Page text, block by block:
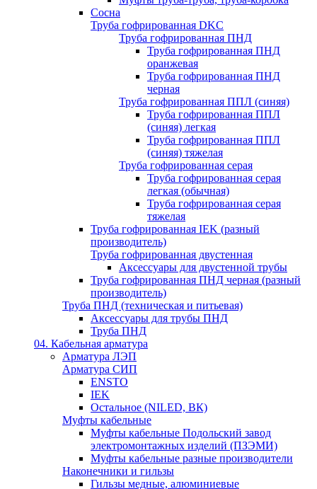
Сосна
Труба гофрированная DKC
Труба гофрированная ПНД
Труба гофрированная ПНД
оранжевая
Труба гофрированная ПНД
черная
Труба гофрированная ППЛ (синяя)
Труба гофрированная ППЛ
(синяя) легкая
Труба гофрированная ППЛ
(синяя) тяжелая
Труба гофрированная серая
Труба гофрированная серая
легкая (обычная)
Труба гофрированная серая
тяжелая
Труба гофрированная IEK (разный
производитель)
Труба гофрированная двустенная
Аксессуары для двустенной трубы
Труба гофрированная ПНД черная (разный
производитель)
Труба ПНД (техническая и питьевая)
Аксессуары для трубы ПНД
Труба ПНД
04. Кабельная арматура
Арматура ЛЭП
Арматура СИП
ENSTO
IEK
Остальное (NILED, ВК)
Муфты кабельные
Муфты кабельные Подольский завод
электромонтажных изделий (ПЗЭМИ)
Муфты кабельные разные производители
Наконечники и гильзы
Гильзы медные, алюминиевые